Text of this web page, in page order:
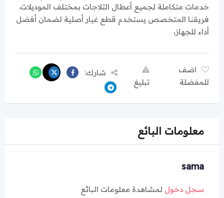
خدمات متكاملة لجميع أعطال الثلاجات بمختلف الموديلات.
فريقنا المتخصص يستخدم قطع غيار أصلية لضمان أفضل
أداء للجهاز،
اضف
للمفضلة
تبليغ
شارك:
معلومات البائع
sama
سجل دخول لمشاهدة معلومات البائع